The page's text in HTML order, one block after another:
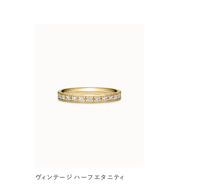
ヴィンテージ ハーフエタニティ